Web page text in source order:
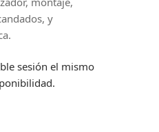
y
sesión el mismo